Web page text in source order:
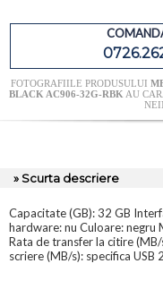
FOTOGRAFIILE PRODUSULUI
BLACK AC906-32G-RBK AU
» Scurta descriere
Capacitate (GB): 32 GB
hardware: nu Culoare:
Rata de transfer la citire
scriere (MB/s): specifica USB